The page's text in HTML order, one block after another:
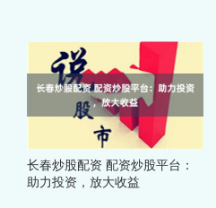
长春炒股配资 配资炒股平台：
助力投资，放大收益